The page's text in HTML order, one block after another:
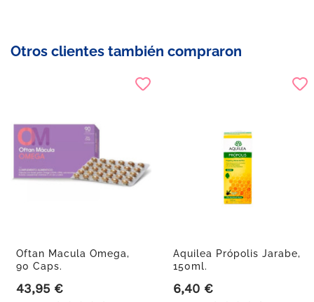
Otros clientes también compraron
Oftan Macula Omega,
90 Caps.
Precio
43,95 €
Aquilea Própolis Jarabe,
150ml.
Precio
6,40 €